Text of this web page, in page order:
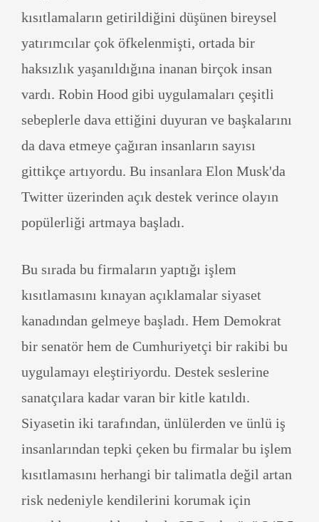
kısıtlamaların getirildiğini düşünen bireysel
yatırımcılar çok öfkelenmişti, ortada bir
haksızlık yaşanıldığına inanan birçok insan
vardı. Robin Hood gibi uygulamaları çeşitli
sebeplerle dava ettiğini duyuran ve başkalarını
da dava etmeye çağıran insanların sayısı
gittikçe artıyordu. Bu insanlara Elon Musk'da
Twitter üzerinden açık destek verince olayın
popülerliği artmaya başladı.
Bu sırada bu firmaların yaptığı işlem
kısıtlamasını kınayan açıklamalar siyaset
kanadından gelmeye başladı. Hem Demokrat
bir senatör hem de Cumhuriyetçi bir rakibi bu
uygulamayı eleştiriyordu. Destek seslerine
sanatçılara kadar varan bir kitle katıldı.
Siyasetin iki tarafından, ünlülerden ve ünlü iş
insanlarından tepki çeken bu firmalar bu işlem
kısıtlamasını herhangi bir talimatla değil artan
risk nedeniyle kendilerini korumak için